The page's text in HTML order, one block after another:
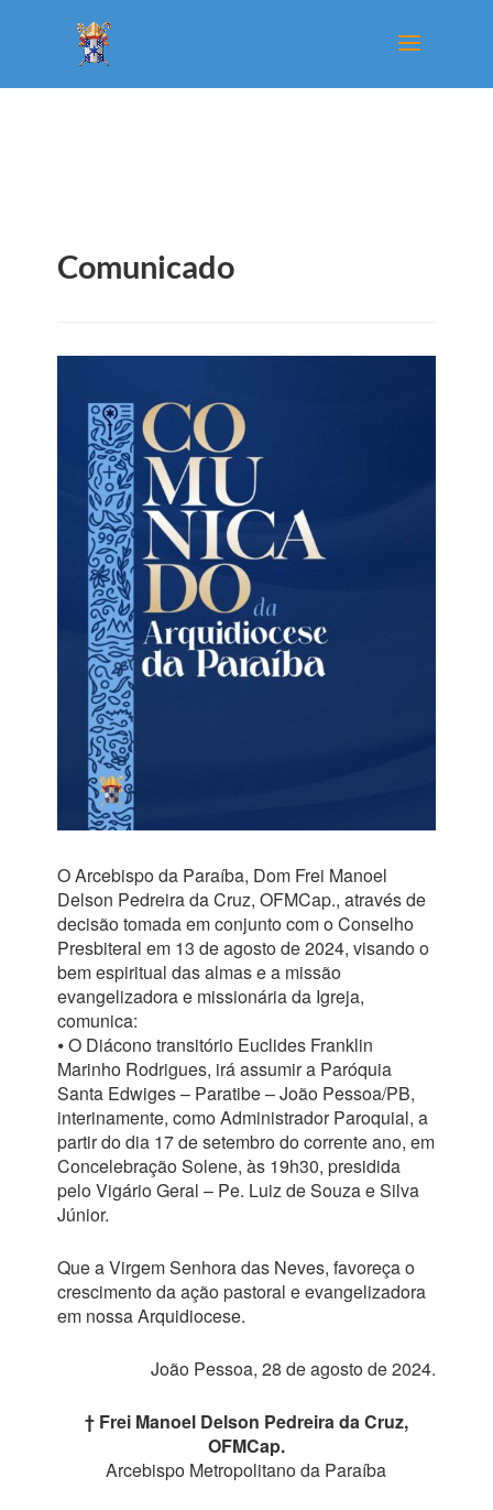
Comunicado
O Arcebispo da Paraíba, Dom Frei Manoel
Delson Pedreira da Cruz, OFMCap., através de
decisão tomada em conjunto com o Conselho
Presbiteral em 13 de agosto de 2024, visando o
bem espiritual das almas e a missão
evangelizadora e missionária da Igreja,
comunica:
⦁ O Diácono transitório Euclides Franklin
Marinho Rodrigues, irá assumir a Paróquia
Santa Edwiges – Paratibe – João Pessoa/PB,
interinamente, como Administrador Paroquial, a
partir do dia 17 de setembro do corrente ano, em
Concelebração Solene, às 19h30, presidida
pelo Vigário Geral – Pe. Luiz de Souza e Silva
Júnior.
Que a Virgem Senhora das Neves, favoreça o
crescimento da ação pastoral e evangelizadora
em nossa Arquidiocese.
João Pessoa, 28 de agosto de 2024.
† Frei Manoel Delson Pedreira da Cruz,
OFMCap.
Arcebispo Metropolitano da Paraíba